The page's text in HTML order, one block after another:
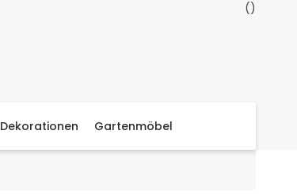
Dekorationen Gartenmöbel